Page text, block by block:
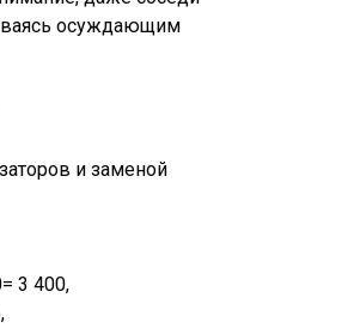
осуждающим
и заменой
3 400,